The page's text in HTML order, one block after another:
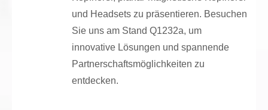
und Headsets zu präsentieren. Besuchen
Sie uns am Stand Q1232a, um
innovative Lösungen und spannende
Partnerschaftsmöglichkeiten zu
entdecken.